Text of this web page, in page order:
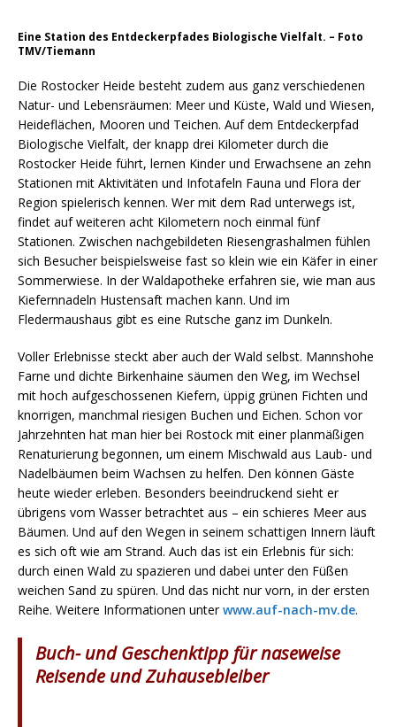
Eine Station des Entdeckerpfades Biologische Vielfalt. – Foto
TMV/Tiemann
Die Rostocker Heide besteht zudem aus ganz verschiedenen
Natur- und Lebensräumen: Meer und Küste, Wald und Wiesen,
Heideflächen, Mooren und Teichen. Auf dem Entdeckerpfad
Biologische Vielfalt, der knapp drei Kilometer durch die
Rostocker Heide führt, lernen Kinder und Erwachsene an zehn
Stationen mit Aktivitäten und Infotafeln Fauna und Flora der
Region spielerisch kennen. Wer mit dem Rad unterwegs ist,
findet auf weiteren acht Kilometern noch einmal fünf
Stationen. Zwischen nachgebildeten Riesengrashalmen fühlen
sich Besucher beispielsweise fast so klein wie ein Käfer in einer
Sommerwiese. In der Waldapotheke erfahren sie, wie man aus
Kiefernnadeln Hustensaft machen kann. Und im
Fledermaushaus gibt es eine Rutsche ganz im Dunkeln.
Voller Erlebnisse steckt aber auch der Wald selbst. Mannshohe
Farne und dichte Birkenhaine säumen den Weg, im Wechsel
mit hoch aufgeschossenen Kiefern, üppig grünen Fichten und
knorrigen, manchmal riesigen Buchen und Eichen. Schon vor
Jahrzehnten hat man hier bei Rostock mit einer planmäßigen
Renaturierung begonnen, um einem Mischwald aus Laub- und
Nadelbäumen beim Wachsen zu helfen. Den können Gäste
heute wieder erleben. Besonders beeindruckend sieht er
übrigens vom Wasser betrachtet aus – ein schieres Meer aus
Bäumen. Und auf den Wegen in seinem schattigen Innern läuft
es sich oft wie am Strand. Auch das ist ein Erlebnis für sich:
durch einen Wald zu spazieren und dabei unter den Füßen
weichen Sand zu spüren. Und das nicht nur vorn, in der ersten
Reihe. Weitere Informationen unterwww.auf-nach-mv.de.
Buch- und Geschenktipp für naseweise
Reisende und Zuhausebleiber